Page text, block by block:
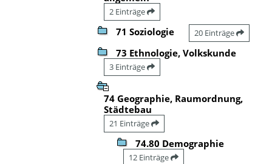
2 Einträge
71 Soziologie 20 Einträge
73 Ethnologie, Volkskunde
3 Einträge
74 Geographie, Raumordnung,
Städtebau
21 Einträge
74.80 Demographie
12 Einträge